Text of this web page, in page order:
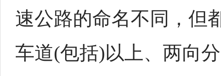
速公路的命名不同，但
车道(包括)以上、两向